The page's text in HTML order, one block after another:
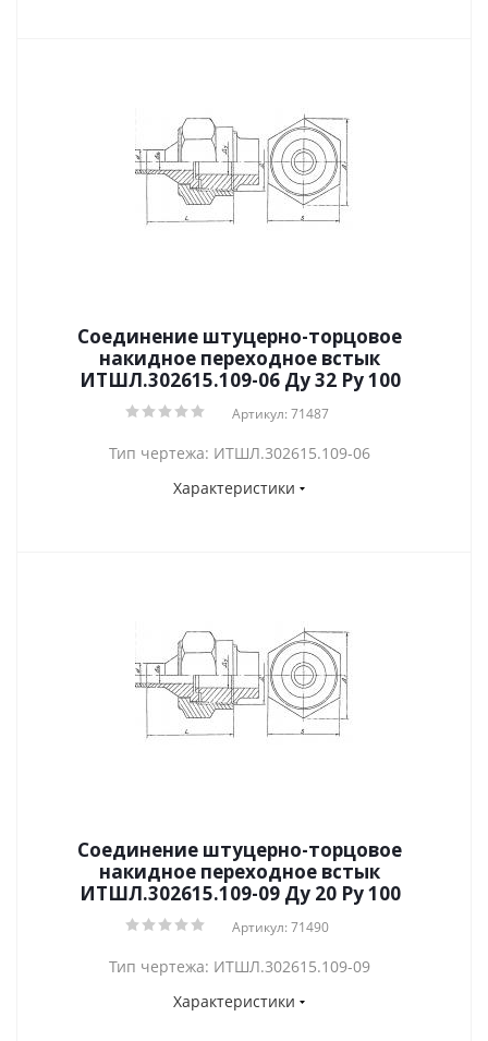
Соединение штуцерно-торцовое
накидное переходное встык
ИТШЛ.302615.109-06 Ду 32 Py 100
Артикул: 71487
Тип чертежа: ИТШЛ.302615.109-06
Характеристики
Соединение штуцерно-торцовое
накидное переходное встык
ИТШЛ.302615.109-09 Ду 20 Py 100
Артикул: 71490
Тип чертежа: ИТШЛ.302615.109-09
Характеристики